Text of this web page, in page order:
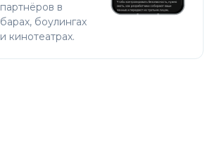
партнёров в
барах, боулингах
и кинотеатрах.